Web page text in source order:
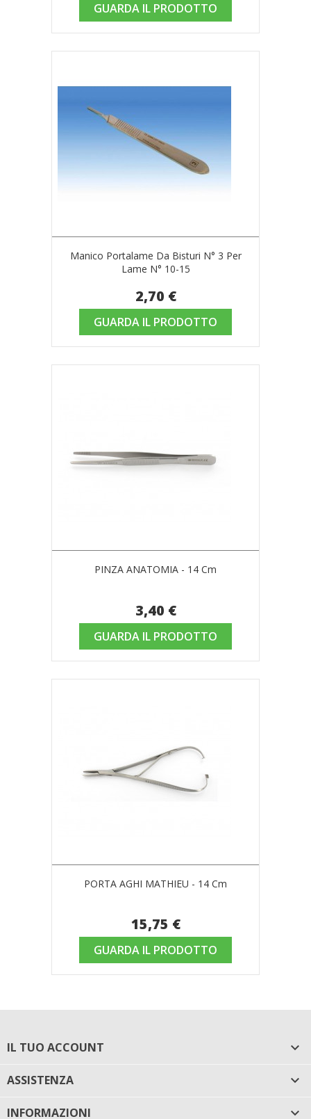
GUARDA IL PRODOTTO
Manico Portalame Da Bisturi N° 3 Per
Lame N° 10-15
2,70 €
GUARDA IL PRODOTTO
PINZA ANATOMIA - 14 Cm
3,40 €
GUARDA IL PRODOTTO
PORTA AGHI MATHIEU - 14 Cm
15,75 €
GUARDA IL PRODOTTO
IL TUO ACCOUNT 
ASSISTENZA 
INFORMAZIONI 